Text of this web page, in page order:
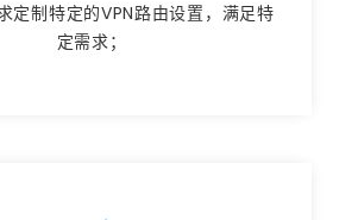
定制特定的VPN路由设置，满足特
定需求；